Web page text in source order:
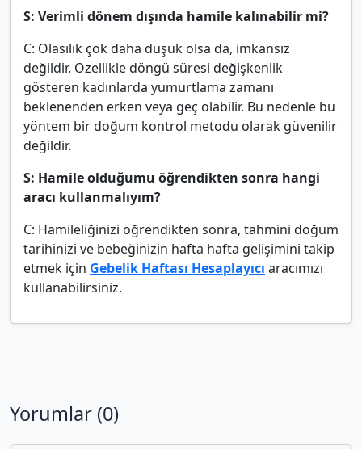
S: Verimli dönem dışında hamile kalınabilir mi?
C: Olasılık çok daha düşük olsa da, imkansız
değildir. Özellikle döngü süresi değişkenlik
gösteren kadınlarda yumurtlama zamanı
beklenenden erken veya geç olabilir. Bu nedenle bu
yöntem bir doğum kontrol metodu olarak güvenilir
değildir.
S: Hamile olduğumu öğrendikten sonra hangi
aracı kullanmalıyım?
C: Hamileliğinizi öğrendikten sonra, tahmini doğum
tarihinizi ve bebeğinizin hafta hafta gelişimini takip
etmek için Gebelik Haftası Hesaplayıcı aracımızı
kullanabilirsiniz.
Yorumlar (0)